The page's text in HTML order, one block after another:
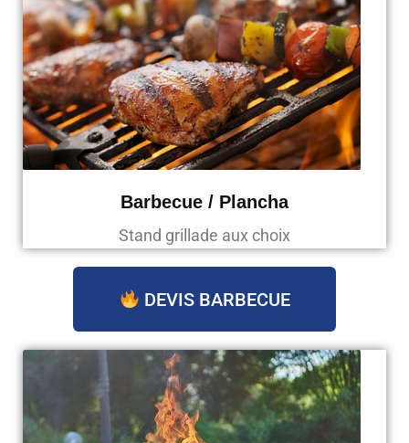
Barbecue / Plancha
Stand grillade aux choix
DEVIS BARBECUE